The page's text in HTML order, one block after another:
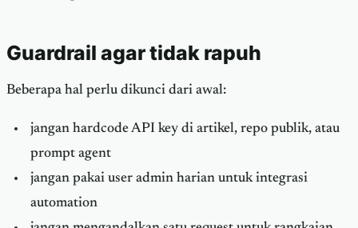
Guardrail agar tidak rapuh
Beberapa hal perlu dikunci dari awal:
jangan hardcode API key di artikel, repo publik, atau
prompt agent
jangan pakai user admin harian untuk integrasi
automation